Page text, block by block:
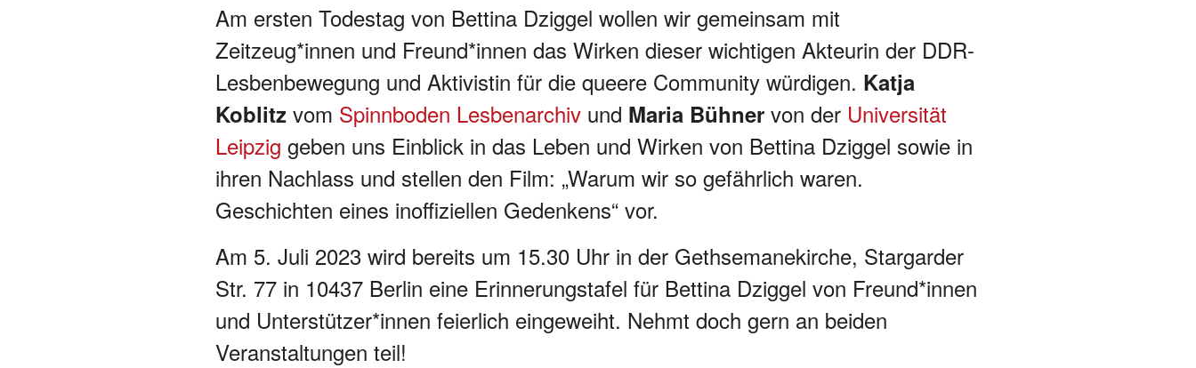
Am ersten Todestag von Bettina Dziggel wollen wir gemeinsam mit
Zeitzeug*innen und Freund*innen das Wirken dieser wichtigen Akteurin der DDR-
Lesbenbewegung und Aktivistin für die queere Community würdigen. Katja
Koblitz vom Spinnboden Lesbenarchiv und Maria Bühner von der Universität
Leipzig geben uns Einblick in das Leben und Wirken von Bettina Dziggel sowie in
ihren Nachlass und stellen den Film: „Warum wir so gefährlich waren.
Geschichten eines inoffiziellen Gedenkens“ vor.
Am 5. Juli 2023 wird bereits um 15.30 Uhr in der Gethsemanekirche, Stargarder
Str. 77 in 10437 Berlin eine Erinnerungstafel für Bettina Dziggel von Freund*innen
und Unterstützer*innen feierlich eingeweiht. Nehmt doch gern an beiden
Veranstaltungen teil!